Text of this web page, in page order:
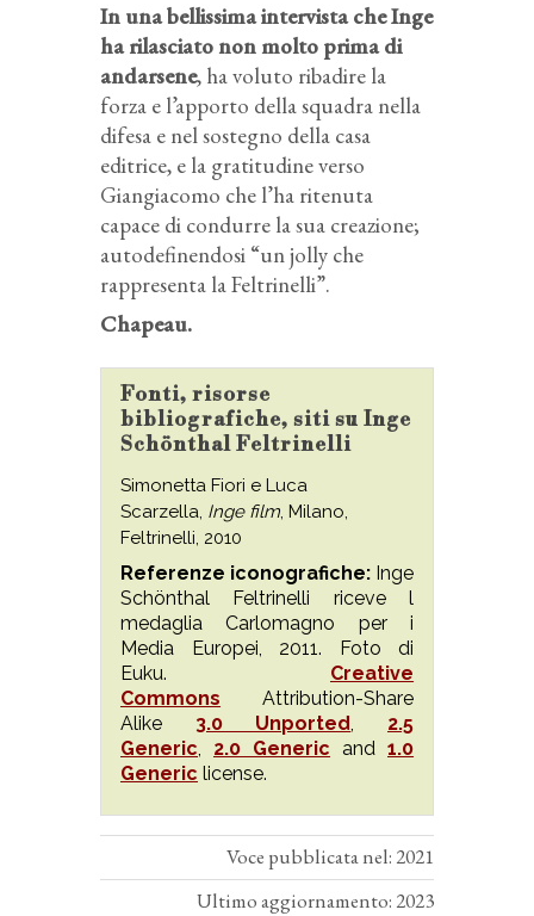
In una bellissima intervista che Inge
ha rilasciato non molto prima di
andarsene, ha voluto ribadire la
forza e l’apporto della squadra nella
difesa e nel sostegno della casa
editrice, e la gratitudine verso
Giangiacomo che l’ha ritenuta
capace di condurre la sua creazione;
autodefinendosi “un jolly che
rappresenta la Feltrinelli”.
Chapeau.
Fonti, risorse
bibliografiche, siti su Inge
Schönthal Feltrinelli
Simonetta Fiori e Luca
Scarzella, Inge film, Milano,
Feltrinelli, 2010
Referenze iconografiche: Inge
Schönthal Feltrinelli riceve l
medaglia Carlomagno per i
Media Europei, 2011. Foto di
Euku. Creative
Commons Attribution-Share
Alike 3.0 Unported, 2.5
Generic, 2.0 Generic and 1.0
Generic license.
Voce pubblicata nel: 2021
Ultimo aggiornamento: 2023